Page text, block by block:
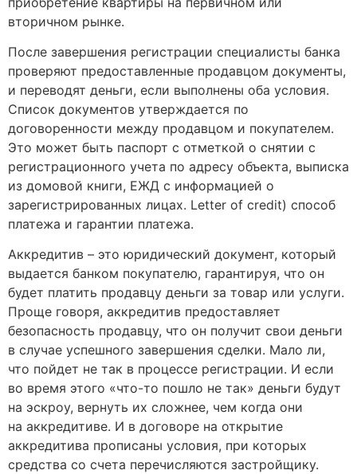
вторичном рынке.
После завершения регистрации специалисты банка
проверяют предоставленные продавцом документы,
и переводят деньги, если выполнены оба условия.
Список документов утверждается по
договоренности между продавцом и покупателем.
Это может быть паспорт с отметкой о снятии с
регистрационного учета по адресу объекта, выписка
из домовой книги, ЕЖД с информацией о
зарегистрированных лицах. Letter of credit) способ
платежа и гарантии платежа.
Аккредитив – это юридический документ, который
выдается банком покупателю, гарантируя, что он
будет платить продавцу деньги за товар или услуги.
Проще говоря, аккредитив предоставляет
безопасность продавцу, что он получит свои деньги
в случае успешного завершения сделки. Мало ли,
что пойдет не так в процессе регистрации. И если
во время этого «что-то пошло не так» деньги будут
на эскроу, вернуть их сложнее, чем когда они
на аккредитиве. И в договоре на открытие
аккредитива прописаны условия, при которых
средства со счета перечисляются застройщику.